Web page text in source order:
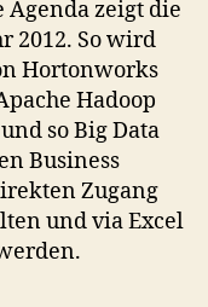
zeigt die
2012. So wird
Hortonworks
Hadoop
so Big Data
Business
Zugang
und via Excel